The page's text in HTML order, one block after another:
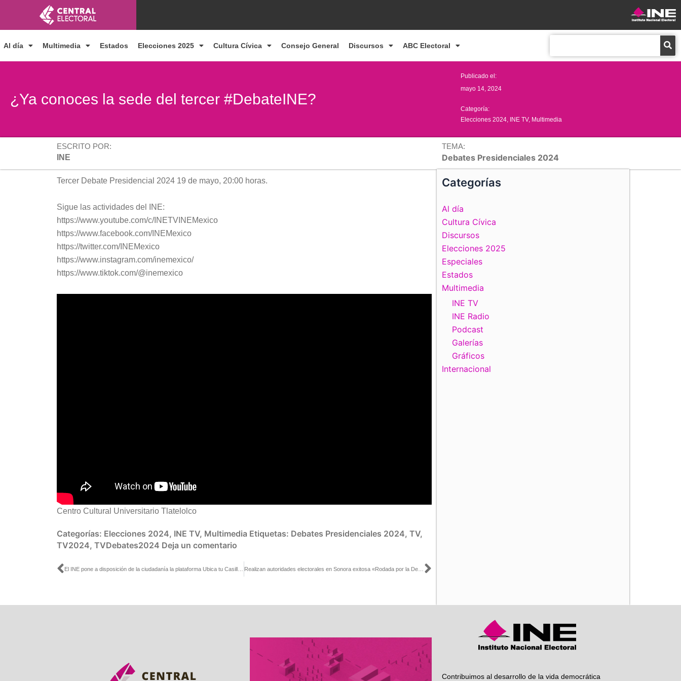
contenido
Al día Multimedia Estados Elecciones 2025 Cultura Cívica Consejo General Discursos ABC Electoral
¿Ya conoces la sede del tercer #DebateINE?
Publicado el:
mayo 14, 2024
Categoría:
Elecciones 2024 INE TV, Multimedia
ESCRITO POR:
INE
TEMA:
Debates Presidenciales 2024
Tercer Debate Presidencial 2024 19 de mayo, 20:00 horas.
Sigue las actividades del INE:
https://www.youtube.com/c/INETVINEMexico
https://www.facebook.com/INEMexico
https://twitter.com/INEMexico
https://www.instagram.com/inemexico/
https://www.tiktok.com/@inemexico
Centro Cultural Universitario Tlatelolco
Categorías: Elecciones 2024, INE TV, Multimedia Etiquetas: Debates Presidenciales 2024, TV,
TV2024, TVDebates2024 Deja un comentario
Ant Siguiente
Categorías
Al día
Cultura Cívica
Discursos
Elecciones 2025
Especiales
Estados
Multimedia
INE TV
INE Radio
Podcast
Galerías
Gráficos
Internacional
Contribuimos al desarrollo de la vida democrática